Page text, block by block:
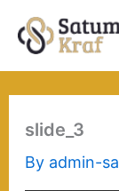
slide_3
By admin-